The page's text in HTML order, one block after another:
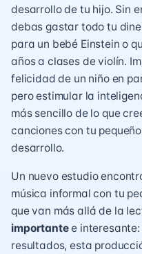
desarrollo de tu hijo. Sin
debas gastar todo tu
para un bebé Einstein o
años a clases de violín.
felicidad de un niño en
pero estimular la
más sencillo de lo que
canciones con tu
desarrollo.
Un nuevo estudio
música informal con tu
que van más allá de la
importantee interesante:
resultados, esta